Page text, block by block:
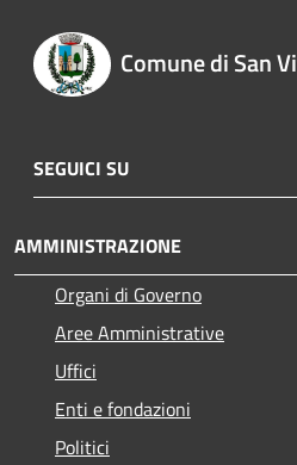
Comune di San
SEGUICI SU
AMMINISTRAZIONE
Organi di Governo
Aree Amministrative
Uffici
Enti e fondazioni
Politici